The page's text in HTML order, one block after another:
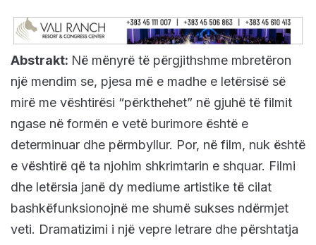
Abstrakt: Në mënyrë të përgjithshme mbretëron
një mendim se, pjesa më e madhe e letërsisë së
mirë me vështirësi “përkthehet” në gjuhë të filmit
ngase në formën e vetë burimore është e
determinuar dhe përmbyllur. Por, në film, nuk është
e vështirë që ta njohim shkrimtarin e shquar. Filmi
dhe letërsia janë dy mediume artistike të cilat
bashkëfunksionojnë me shumë sukses ndërmjet
veti. Dramatizimi i një vepre letrare dhe përshtatja